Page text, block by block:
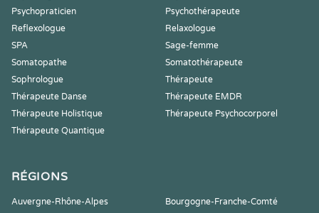
Psychopraticien
Psychothérapeute
Reflexologue
Relaxologue
SPA
Sage-femme
Somatopathe
Somatothérapeute
Sophrologue
Thérapeute
Thérapeute Danse
Thérapeute EMDR
Thérapeute Holistique
Thérapeute Psychocorporel
Thérapeute Quantique
RÉGIONS
Auvergne-Rhône-Alpes
Bourgogne-Franche-Comté